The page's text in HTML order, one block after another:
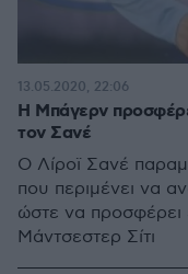
Η Μπάγερν
τον Σανέ
Ο Λίροϊ Σανέ
που περιμένει να
ώστε να προσφέρει
Μάντσεστερ Σίτι
13.05.2020, 22:06